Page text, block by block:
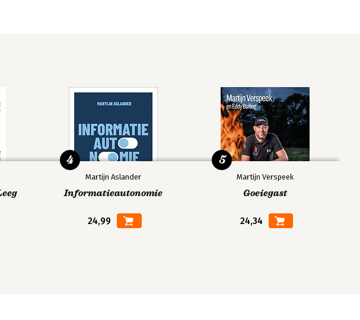
Martijn Aslander
Informatieautonomie
24,99
4
Martijn Verspeek
Goeiegast
24,34
5